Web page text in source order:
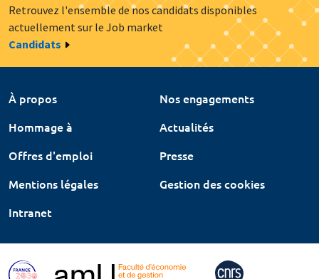
Retrouvez l'ensemble de nos candidats disponibles
actuellement sur le Job market
Candidats
À propos
Nos engagements
Hommage à
Actualités
Offres d'emploi
Presse
Mentions légales
Gestion des cookies
Intranet